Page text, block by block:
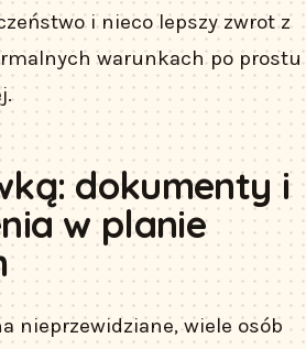
i nieco lepszy zwrot z
warunkach po prostu
dokumenty i
w planie
nieprzewidziane, wiele osób